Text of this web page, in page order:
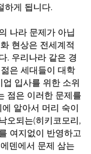
하게 됩니다.
나라 문제가 아닙
현상은 전세계적
. 우리나라 같은 경
은 세대들이 대학
입사를 위한 소위
점은 이러한 문제를
알아서 머리 숙이
오되는(히키코모리,
여지없이 반영하고
덴에서 문제 삼는